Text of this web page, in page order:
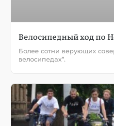
Велосипедный ход по
Более сотни верующих
велосипедах”.